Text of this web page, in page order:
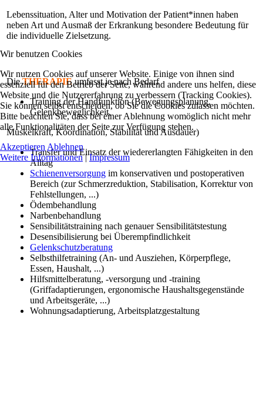
Lebenssituation, Alter und Motivation der Patient*innen haben
neben Art und Ausmaß der Erkrankung besondere Bedeutung für
die individuelle Zielsetzung.
DieTHERAPIEumfasst je nach Bedarf
Training der Handfunktion (Bewegungsplanung,
Gelenkbeweglichkeit,
Muskelkraft, Koordination, Stabilität und Ausdauer)
Transfer und Einsatz der wiedererlangten Fähigkeiten in den
Alltag
Schienenversorgung im konservativen und postoperativen
Bereich (zur Schmerzreduktion, Stabilisation, Korrektur von
Fehlstellungen, ...)
Ödembehandlung
Narbenbehandlung
Sensibilitätstraining nach genauer Sensibilitätstestung
Desensibilisierung bei Überempfindlichkeit
Gelenkschutzberatung
Selbsthilfetraining (An- und Ausziehen, Körperpflege,
Essen, Haushalt, ...)
Hilfsmittelberatung, -versorgung und -training
(Griffadaptierungen, ergonomische Haushaltsgegenstände
und Arbeitsgeräte, ...)
Wohnungsadaptierung, Arbeitsplatzgestaltung
Wir benutzen Cookies
Wir nutzen Cookies auf unserer Website. Einige von ihnen sind
essenziell für den Betrieb der Seite, während andere uns helfen, diese
Website und die Nutzererfahrung zu verbessern (Tracking Cookies).
Sie können selbst entscheiden, ob Sie die Cookies zulassen möchten.
Bitte beachten Sie, dass bei einer Ablehnung womöglich nicht mehr
alle Funktionalitäten der Seite zur Verfügung stehen.
Akzeptieren Ablehnen
Weitere Informationen|Impressum